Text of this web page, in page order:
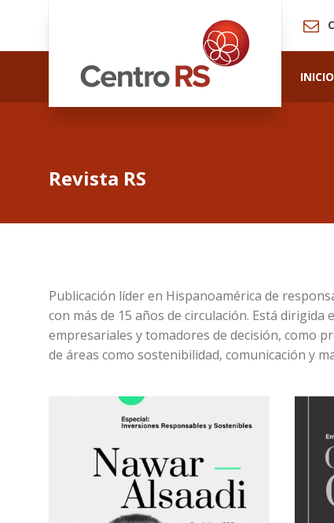
INICIO
Revista RS
Publicación líder en Hispanoamérica de
con más de 15 años de circulación. Está dirigida
empresariales y tomadores de decisión, como
de áreas como sostenibilidad, comunicación y